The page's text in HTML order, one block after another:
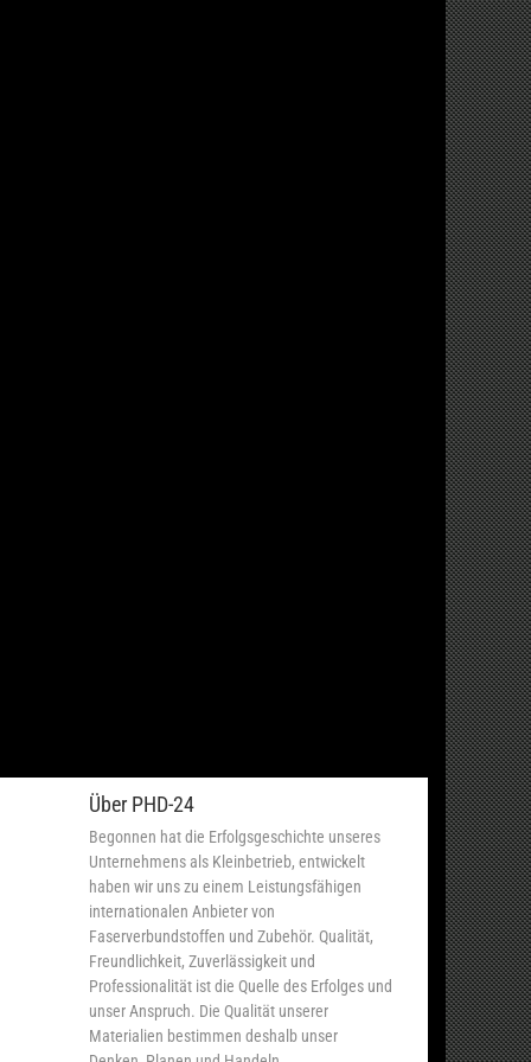
Über PHD-24
Begonnen hat die Erfolgsgeschichte unseres
Unternehmens als Kleinbetrieb, entwickelt
haben wir uns zu einem Leistungsfähigen
internationalen Anbieter von
Faserverbundstoffen und Zubehör. Qualität,
Freundlichkeit, Zuverlässigkeit und
Professionalität ist die Quelle des Erfolges und
unser Anspruch. Die Qualität unserer
Materialien bestimmen deshalb unser